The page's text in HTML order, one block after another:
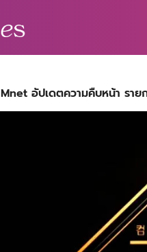
Mnet อัปเดตความคืบหน้า รา